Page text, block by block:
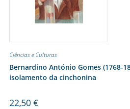
Ciências e Culturas
Bernardino António Gomes (1768-
isolamento da cinchonina
22,50 €